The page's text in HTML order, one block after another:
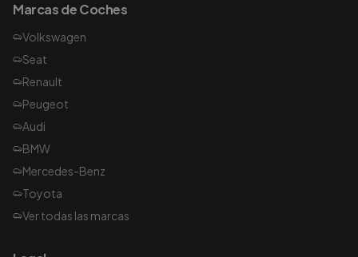
Marcas de Coches
Volkswagen
Seat
Renault
Peugeot
Audi
BMW
Mercedes-Benz
Toyota
Ver todas las marcas